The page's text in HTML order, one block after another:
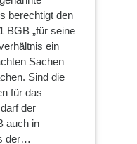
berechtigt den
BGB „für seine
ein
Sachen
Sind die
für das
der
auch in
der…